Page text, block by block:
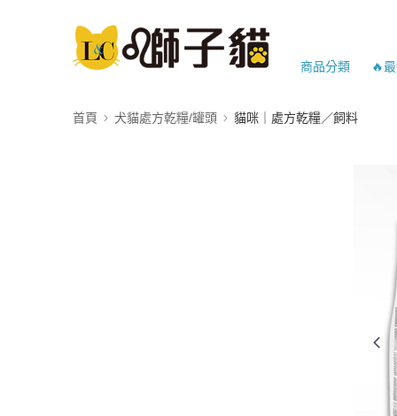
商品分類 🔥
首頁 犬貓處方乾糧/罐頭 貓咪｜處方乾糧／飼料